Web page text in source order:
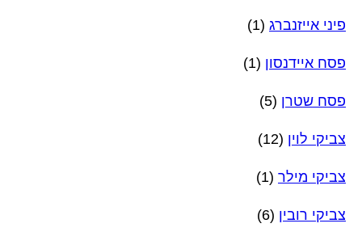
פיני אייזנברג (1)
פסח איידנסון (1)
פסח שטרן (5)
צביקי לוין (12)
צביקי מילר (1)
צביקי רובין (6)